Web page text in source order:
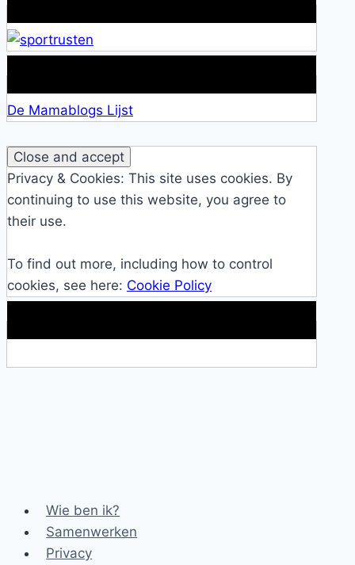
De Mamablogs Lijst
Privacy & Cookies: This site uses cookies. By
continuing to use this website, you agree to
their use.
To find out more, including how to control
cookies, see here: Cookie Policy
Wie ben ik?
Samenwerken
Privacy